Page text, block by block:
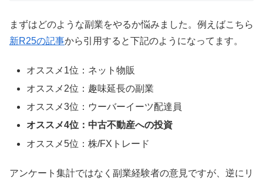
まずはどのような副業をやるか悩みました。例えばこちら
新R25の記事から引用すると下記のようになってます。
オススメ1位：ネット物販
オススメ2位：趣味延長の副業
オススメ3位：ウーバーイーツ配達員
オススメ4位：中古不動産への投資
オススメ5位：株/FXトレード
アンケート集計ではなく副業経験者の意見ですが、逆にリ